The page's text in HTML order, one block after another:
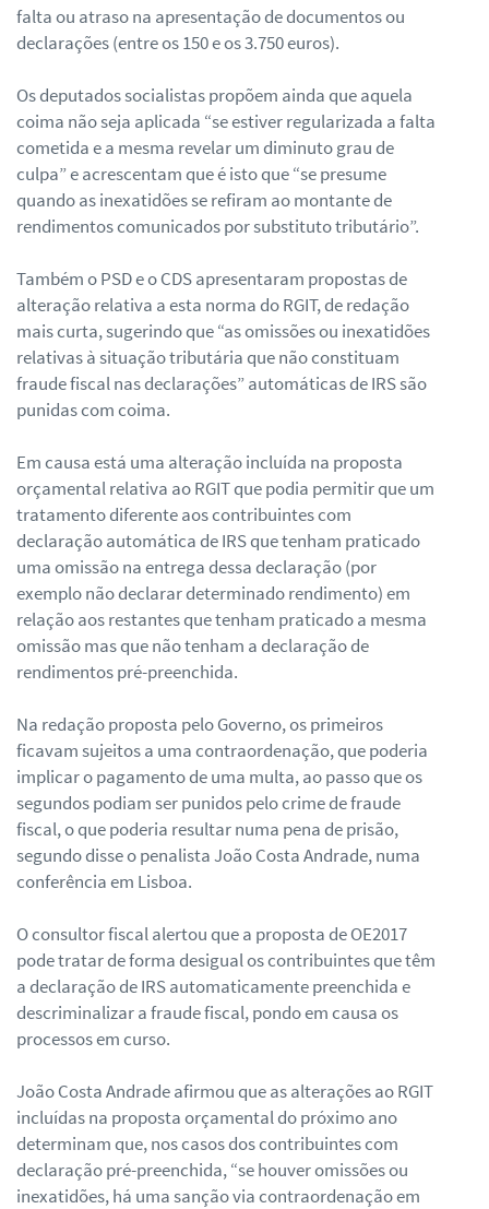
falta ou atraso na apresentação de documentos ou
declarações (entre os 150 e os 3.750 euros).
Os deputados socialistas propõem ainda que aquela
coima não seja aplicada “se estiver regularizada a falta
cometida e a mesma revelar um diminuto grau de
culpa” e acrescentam que é isto que “se presume
quando as inexatidões se refiram ao montante de
rendimentos comunicados por substituto tributário”.
Também o PSD e o CDS apresentaram propostas de
alteração relativa a esta norma do RGIT, de redação
mais curta, sugerindo que “as omissões ou inexatidões
relativas à situação tributária que não constituam
fraude fiscal nas declarações” automáticas de IRS são
punidas com coima.
Em causa está uma alteração incluída na proposta
orçamental relativa ao RGIT que podia permitir que um
tratamento diferente aos contribuintes com
declaração automática de IRS que tenham praticado
uma omissão na entrega dessa declaração (por
exemplo não declarar determinado rendimento) em
relação aos restantes que tenham praticado a mesma
omissão mas que não tenham a declaração de
rendimentos pré-preenchida.
Na redação proposta pelo Governo, os primeiros
ficavam sujeitos a uma contraordenação, que poderia
implicar o pagamento de uma multa, ao passo que os
segundos podiam ser punidos pelo crime de fraude
fiscal, o que poderia resultar numa pena de prisão,
segundo disse o penalista João Costa Andrade, numa
conferência em Lisboa.
O consultor fiscal alertou que a proposta de OE2017
pode tratar de forma desigual os contribuintes que têm
a declaração de IRS automaticamente preenchida e
descriminalizar a fraude fiscal, pondo em causa os
processos em curso.
João Costa Andrade afirmou que as alterações ao RGIT
incluídas na proposta orçamental do próximo ano
determinam que, nos casos dos contribuintes com
declaração pré-preenchida, “se houver omissões ou
inexatidões, há uma sanção via contraordenação em